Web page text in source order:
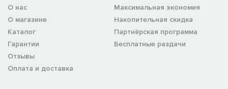
О нас
О магазине
Каталог
Гарантии
Отзывы
Оплата и доставка
Максимальная экономия
Накопительная скидка
Партнёрская программа
Бесплатные раздачи